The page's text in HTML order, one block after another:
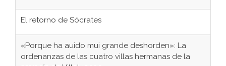
El retorno de Sócrates
«Porque ha auido mui grande deshorden»: La
ordenanzas de las cuatro villas hermanas de la